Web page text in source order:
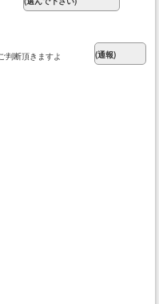
判断頂きますよ